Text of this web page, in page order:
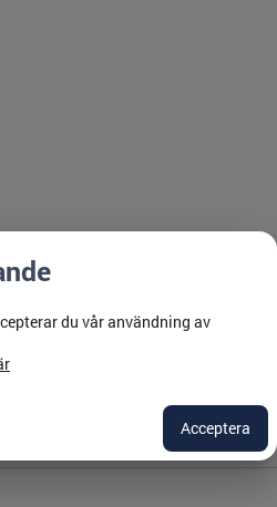
postmeddelande
du vår användning av
Acceptera